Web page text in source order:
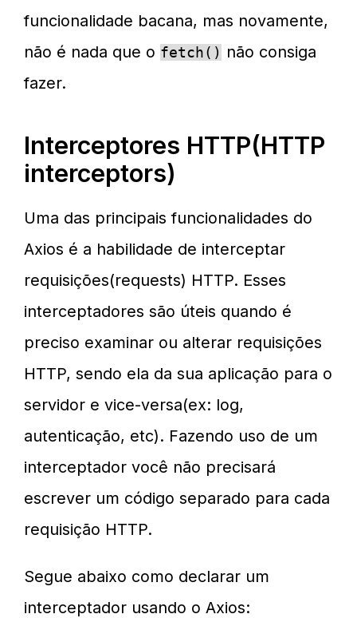
funcionalidade bacana, mas novamente,
não é nada que o fetch() não consiga
fazer.
Interceptores HTTP(HTTP
interceptors)
Uma das principais funcionalidades do
Axios é a habilidade de interceptar
requisições(requests) HTTP. Esses
interceptadores são úteis quando é
preciso examinar ou alterar requisições
HTTP, sendo ela da sua aplicação para o
servidor e vice-versa(ex: log,
autenticação, etc). Fazendo uso de um
interceptador você não precisará
escrever um código separado para cada
requisição HTTP.
Segue abaixo como declarar um
interceptador usando o Axios: